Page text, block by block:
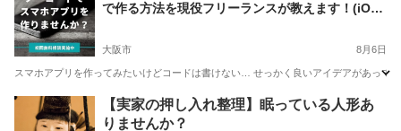
で作る方法を現役フリーランスが教えます！(iOS
大阪市 8月6日
スマホアプリを作ってみたいけどコードは書けない… せっかく良いアイデアがあって
大阪 大阪市 その他 東京 世田谷区 その他
【実家の押し入れ整理】眠っている人形あ
りませんか？